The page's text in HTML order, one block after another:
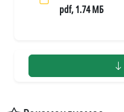
pdf, 1.74 МБ